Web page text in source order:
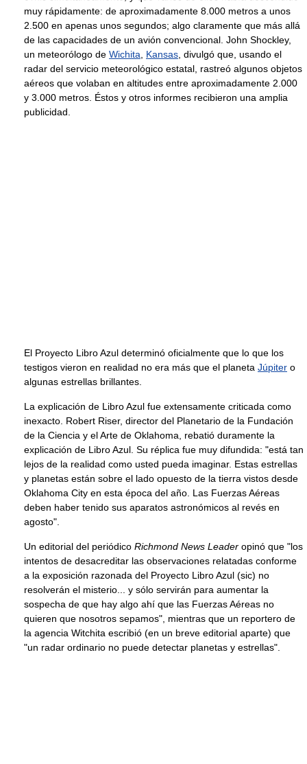
muy rápidamente: de aproximadamente 8.000 metros a unos
2.500 en apenas unos segundos; algo claramente que más allá
de las capacidades de un avión convencional. John Shockley,
un meteorólogo de Wichita Kansas , divulgó que, usando el
radar del servicio meteorológico estatal, rastreó algunos objetos
aéreos que volaban en altitudes entre aproximadamente 2.000
y 3.000 metros. Éstos y otros informes recibieron una amplia
publicidad.
El Proyecto Libro Azul determinó oficialmente que lo que los
testigos vieron en realidad no era más que el planeta Júpiter o
algunas estrellas brillantes.
La explicación de Libro Azul fue extensamente criticada como
inexacto. Robert Riser, director del Planetario de la Fundación
de la Ciencia y el Arte de Oklahoma, rebatió duramente la
explicación de Libro Azul. Su réplica fue muy difundida: "está tan
lejos de la realidad como usted pueda imaginar. Estas estrellas
y planetas están sobre el lado opuesto de la tierra vistos desde
Oklahoma City en esta época del año. Las Fuerzas Aéreas
deben haber tenido sus aparatos astronómicos al revés en
agosto".
Un editorial del periódico Richmond News Leader opinó que "los
intentos de desacreditar las observaciones relatadas conforme
a la exposición razonada del Proyecto Libro Azul (sic) no
resolverán el misterio... y sólo servirán para aumentar la
sospecha de que hay algo ahí que las Fuerzas Aéreas no
quieren que nosotros sepamos", mientras que un reportero de
la agencia Witchita escribió (en un breve editorial aparte) que
"un radar ordinario no puede detectar planetas y estrellas".